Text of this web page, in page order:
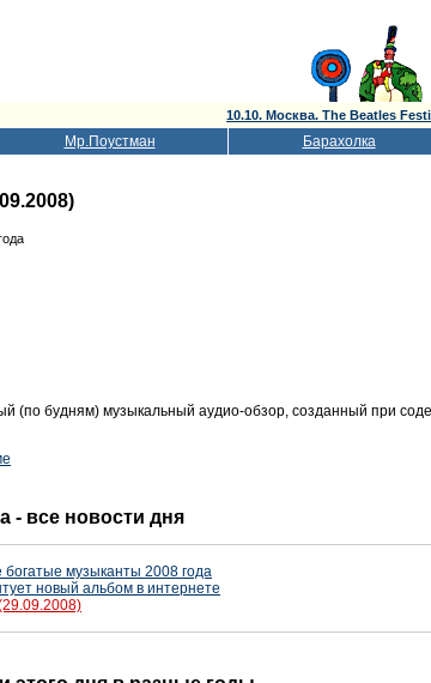
10.10. Москва. The Beatles
Мр.Поустман Барахолка
(по будням) музыкальный аудио-обзор, созданный при
- все новости дня
музыканты 2008 года
новый альбом в интернете